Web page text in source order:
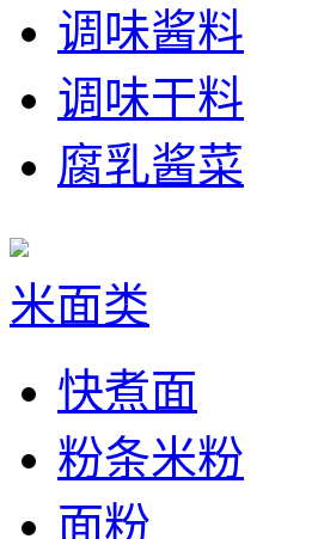
调味酱料
调味干料
腐乳酱菜
米面类
快煮面
粉条米粉
面粉